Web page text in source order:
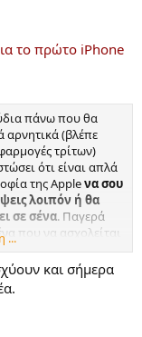
το πρώτο iPhone
πάνω που θα
αρνητικά (βλέπε
τρίτων)
ότι είναι απλά
της Appleνα σου
λοιπόν ή θα
σε σένα. Παγερά
που να ασχολείται
πράγματα.
...
και σήμερα